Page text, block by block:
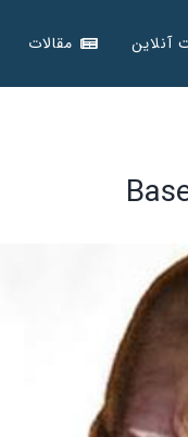
آنلاین مقالات